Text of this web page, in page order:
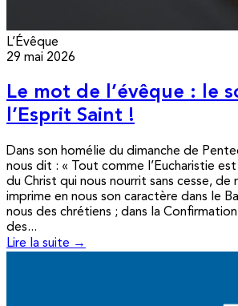
L’Évêque
29 mai 2026
Le mot de l’évêque : le
l’Esprit Saint !
Dans son homélie du dimanche de
nous dit : « Tout comme l’Eucharistie
du Christ qui nous nourrit sans cesse, de
imprime en nous son caractère dans le
nous des chrétiens ; dans la
des...
Lire la suite →